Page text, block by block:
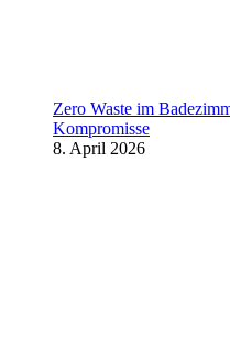
Zero Waste im
Kompromisse
8. April 2026